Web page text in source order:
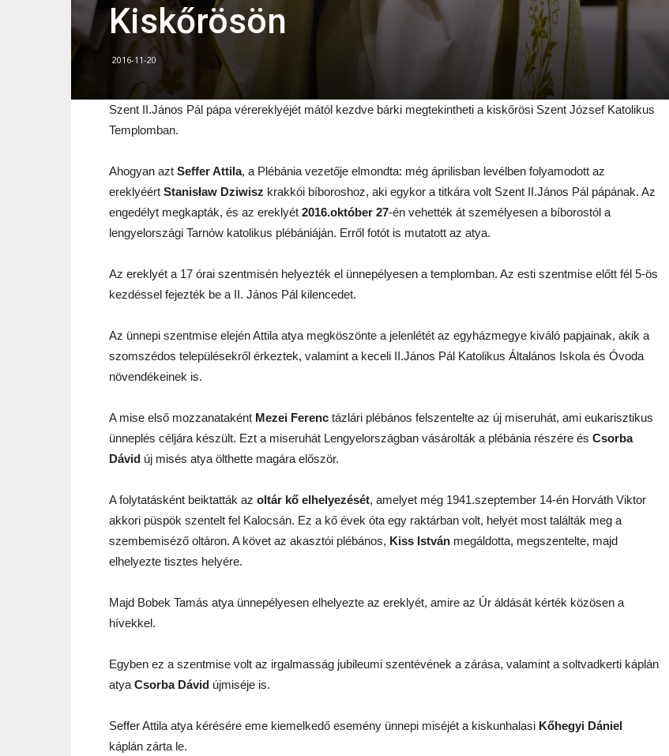
Kiskőrösön
2016-11-20
Szent II.János Pál pápa vérereklyéjét mától kezdve bárki megtekintheti a kiskőrösi Szent József Katolikus
Templomban.
Ahogyan azt Seffer Attila, a Plébánia vezetője elmondta: még áprilisban levélben folyamodott az
ereklyéért Stanisław Dziwisz krakkói bíboroshoz, aki egykor a titkára volt Szent II.János Pál pápának. Az
engedélyt megkapták, és az ereklyét 2016.október 27-én vehették át személyesen a bíborostól a
lengyelországi Tarnów katolikus plébániáján. Erről fotót is mutatott az atya.
Az ereklyét a 17 órai szentmisén helyezték el ünnepélyesen a templomban. Az esti szentmise előtt fél 5-ös
kezdéssel fejezték be a II. János Pál kilencedet.
Az ünnepi szentmise elején Attila atya megköszönte a jelenlétét az egyházmegye kiváló papjainak, akik a
szomszédos településekről érkeztek, valamint a keceli II.János Pál Katolikus Általános Iskola és Óvoda
növendékeinek is.
A mise első mozzanataként Mezei Ferenc tázlári plébános felszentelte az új miseruhát, ami eukarisztikus
ünneplés céljára készült. Ezt a miseruhát Lengyelországban vásárolták a plébánia részére és Csorba
Dávid új misés atya ölthette magára először.
A folytatásként beiktatták az oltár kő elhelyezését, amelyet még 1941.szeptember 14-én Horváth Viktor
akkori püspök szentelt fel Kalocsán. Ez a kő évek óta egy raktárban volt, helyét most találták meg a
szembemiséző oltáron. A követ az akasztói plébános, Kiss István megáldotta, megszentelte, majd
elhelyezte tisztes helyére.
Majd Bobek Tamás atya ünnepélyesen elhelyezte az ereklyét, amire az Úr áldását kérték közösen a
hívekkel.
Egyben ez a szentmise volt az irgalmasság jubileumi szentévének a zárása, valamint a soltvadkerti káplán
atya Csorba Dávid újmiséje is.
Seffer Attila atya kérésére eme kiemelkedő esemény ünnepi miséjét a kiskunhalasi Kőhegyi Dániel
káplán zárta le.